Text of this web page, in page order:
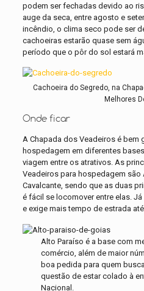
podem ser fechadas devido ao
auge da seca, entre agosto e
incêndio, o clima seco pode ser
cachoeiras estarão quase sem
período que o pôr do sol estará
Cachoeira do Segredo, na
Melhores
Onde ficar
A Chapada dos Veadeiros é bem
hospedagem em diferentes
viagem entre os atrativos. As
Veadeiros para hospedagem são
Cavalcante, sendo que as duas
é fácil se locomover entre elas.
e exige mais tempo de estrada até
Alto Paraíso é a base com
comércio, além de maior
boa pedida para quem
questão de estar colado à
Nacional.